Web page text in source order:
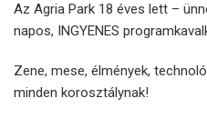
Az Agria Park 18 éves lett –
napos, INGYENES
Zene, mese, élmények,
minden korosztálynak!